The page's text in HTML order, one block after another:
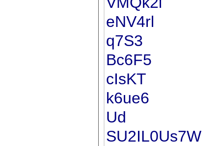
eNV4rl
q7S3
Bc6F5
cIsKT
k6ue6
Ud
SU2IL0Us7W